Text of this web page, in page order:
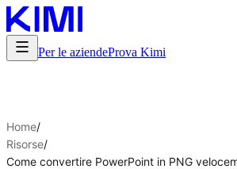
Per le aziendeProva Kimi
Home/
Risorse/
Come convertire PowerPoint in PNG